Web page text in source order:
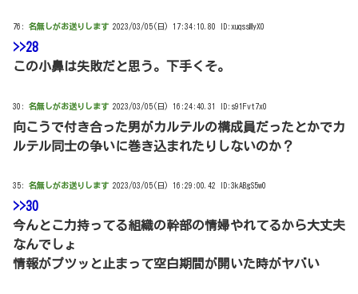
76: 名無しがお送りします 2023/03/05(日) 17:34:10.80 ID:xuqssMyX0
>>28
この小鼻は失敗だと思う。下手くそ。
30: 名無しがお送りします 2023/03/05(日) 16:24:40.31 ID:s91Fvt7x0
向こうで付き合った男がカルテルの構成員だったとかでカ
ルテル同士の争いに巻き込まれたりしないのか？
35: 名無しがお送りします 2023/03/05(日) 16:29:00.42 ID:3kABgS5w0
>>30
今んとこ力持ってる組織の幹部の情婦やれてるから大丈夫
なんでしょ
情報がプツッと止まって空白期間が開いた時がヤバい